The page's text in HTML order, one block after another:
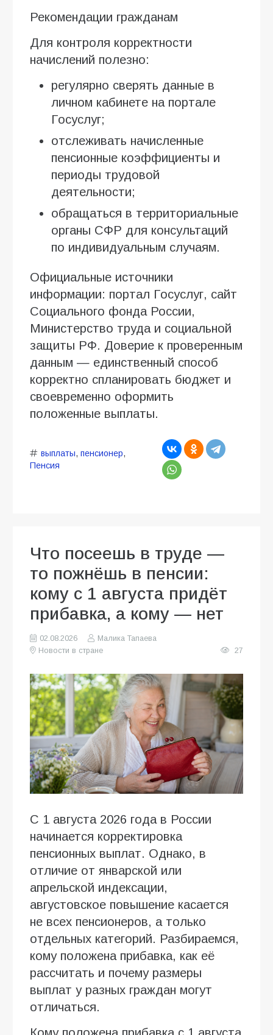
Рекомендации гражданам
Для контроля корректности
начислений полезно:
регулярно сверять данные в
личном кабинете на портале
Госуслуг;
отслеживать начисленные
пенсионные коэффициенты и
периоды трудовой
деятельности;
обращаться в территориальные
органы СФР для консультаций
по индивидуальным случаям.
Официальные источники
информации: портал Госуслуг, сайт
Социального фонда России,
Министерство труда и социальной
защиты РФ. Доверие к проверенным
данным — единственный способ
корректно спланировать бюджет и
своевременно оформить
положенные выплаты.
выплаты, пенсионер,
Пенсия
Что посеешь в труде —
то пожнёшь в пенсии:
кому с 1 августа придёт
прибавка, а кому — нет
02.08.2026
Малика Тапаева
Новости в стране
27
С 1 августа 2026 года в России
начинается корректировка
пенсионных выплат. Однако, в
отличие от январской или
апрельской индексации,
августовское повышение касается
не всех пенсионеров, а только
отдельных категорий. Разбираемся,
кому положена прибавка, как её
рассчитать и почему размеры
выплат у разных граждан могут
отличаться.